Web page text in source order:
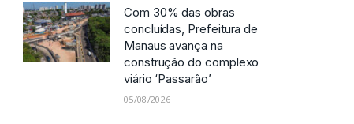
Com 30% das obras
concluídas, Prefeitura de
Manaus avança na
construção do complexo
viário ‘Passarão’
05/08/2026